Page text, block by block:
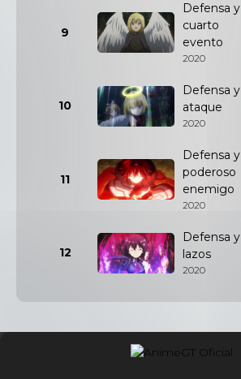
9
Defensa y
cuarto
evento
2020
10
Defensa y
ataque
2020
11
Defensa y
poderoso
enemigo
2020
12
Defensa y
lazos
2020